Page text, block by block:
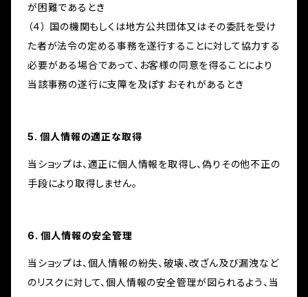
が困難であるとき
（４） 国の機関もしくは地方公共団体又はその委託を受け
た者が法令の定める事務を遂行することに対して協力する
必要がある場合であって、お客様の同意を得ることにより
当該事務の遂行に支障を及ぼすおそれがあるとき
5. 個人情報の適正な取得
当ショップは、適正に個人情報を取得し、偽りその他不正の
手段により取得しません。
6. 個人情報の安全管理
当ショップは、個人情報の紛失、破壊、改ざん及び漏洩など
のリスクに対して、個人情報の安全管理が図られるよう、当